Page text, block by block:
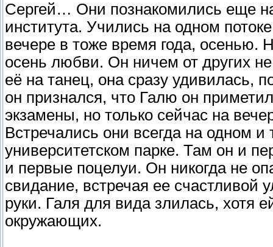
Сергей… Они познакомились еще
института. Учились на одном
вечере в тоже время года, осенью.
осень любви. Он ничем от других
её на танец, она сразу удивилась,
он признался, что Галю он
экзамены, но только сейчас на
Встречались они всегда на одном
университетском парке. Там он и
и первые поцелуи. Он никогда не
свидание, встречая ее счастливой
руки. Галя для вида злилась, хотя
окружающих.